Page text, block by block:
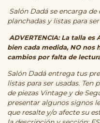
Salón Dadá se encarga
planchadas y listas para
ADVERTENCIA: La talla
bien cada medida, NO nos
cambios por falta de
Salón Dadá entrega tus
listas para ser usadas. Ten
de piezas Vintage y de
presentar algunos signos
que resalte y/o afecte su